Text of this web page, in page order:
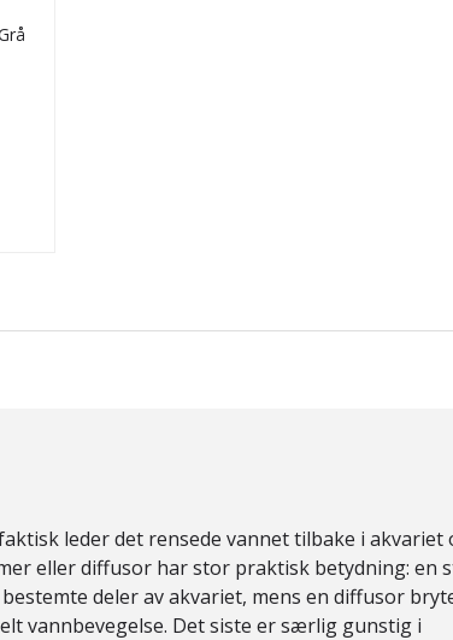
leder det rensede vannet tilbake i akvariet
eller diffusor har stor praktisk betydning: en
deler av akvariet, mens en diffusor
vannbevegelse. Det siste er særlig gunstig i